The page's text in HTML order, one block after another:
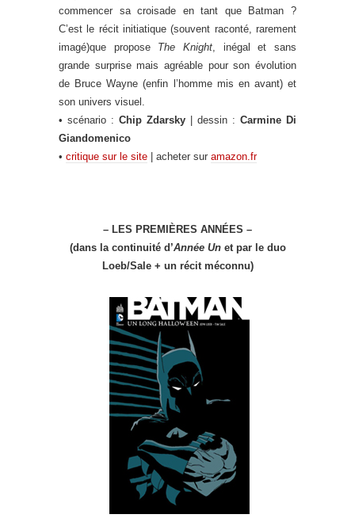
commencer sa croisade en tant que Batman ?
C’est le récit initiatique (souvent raconté, rarement
imagé)que propose The Knight, inégal et sans
grande surprise mais agréable pour son évolution
de Bruce Wayne (enfin l’homme mis en avant) et
son univers visuel.
• scénario : Chip Zdarsky | dessin : Carmine Di
Giandomenico
• critique sur le site | acheter sur amazon.fr
– LES PREMIÈRES ANNÉES –
(dans la continuité d’Année Unet par le duo
Loeb/Sale + un récit méconnu)